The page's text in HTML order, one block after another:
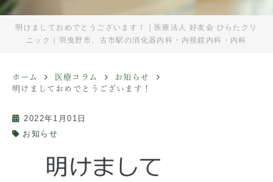
明けましておめでとうございます！｜医療法人 好友会 ひらたクリ
ニック｜羽曳野市、古市駅の消化器内科・内視鏡内科・内科
ホーム 医療コラム
お知らせ
明けましておめでとうございます！
2022年1月01日
お知らせ